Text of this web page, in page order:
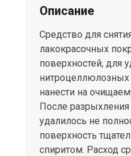
Описание
Средство для
лакокрасочных
поверхностей, для
нитроцеллюлозных
нанести на
После
удалилось не
поверхность
спиритом. Расход